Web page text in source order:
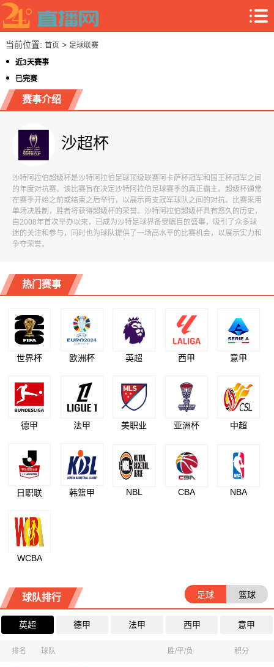
当前位置: 首页> 足球联赛
近3天赛事
已完赛
赛事介绍
沙超杯
沙特阿拉伯超级杯是沙特阿拉伯足球顶级联赛阿卡萨杯冠军和国王杯冠军之间
的年度对抗赛。该比赛旨在决定沙特阿拉伯足球赛季的真正霸主。超级杯通常
在赛季开始之前或结束之后举行，以展示两支冠军球队之间的对抗。比赛采用
单场决胜制，胜者将获得超级杯的荣誉。沙特阿拉伯超级杯具有悠久的历史，
自2008年首次举办以来，已成为沙特足球界备受瞩目的盛事，吸引了众多球
迷的关注和参与，同时也为球队提供了一场高水平的比赛机会，以展示实力和
争夺荣誉。
热门赛事
世界杯 欧洲杯 英超 西甲 意甲
德甲 法甲 美职业 亚洲杯 中超
日职联 韩篮甲 NBL CBA NBA
WCBA
球队排行 足球 篮球
英超 德甲 法甲 西甲 意甲
排名 球队 胜/平/负 积分